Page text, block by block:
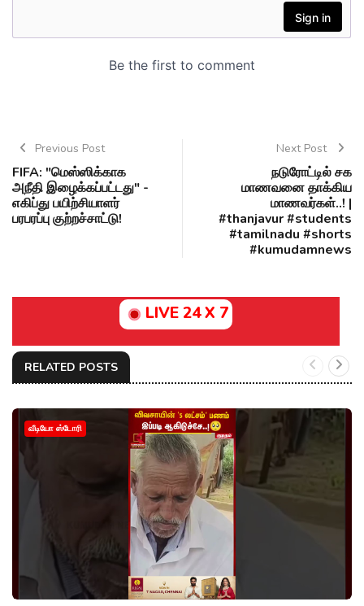
Previous Post
FIFA: "மெஸ்ஸிக்காக
அநீதி இழைக்கப்பட்டது" -
எகிப்து பயிற்சியாளர்
பரபரப்பு குற்றச்சாட்டு!
Next Post
நடுரோட்டில் சக
மாணவனை தாக்கிய
மாணவர்கள்..! |
#thanjavur #students
#tamilnadu #shorts
#kumudamnews
LIVE 24 X 7
RELATED POSTS
வீடியோ ஸ்டோரி